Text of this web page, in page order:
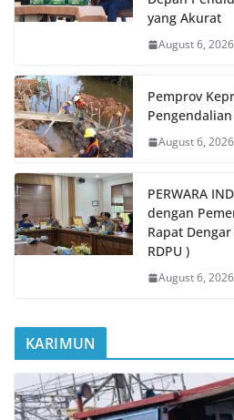
yang Akurat
August 6, 2026
Pemprov
August 6, 2026
PERWARA
dengan
Rapat
RDPU )
August 6, 2026
KARIMUN